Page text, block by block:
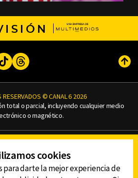
TikTokThreads
RESERVADOS © CANAL 6 2026
total o parcial, incluyendo cualquier medio
o magnético.
DE PRIVACIDAD
DE LAS AUDIENCIAS
cookies
para darte la mejor experiencia de